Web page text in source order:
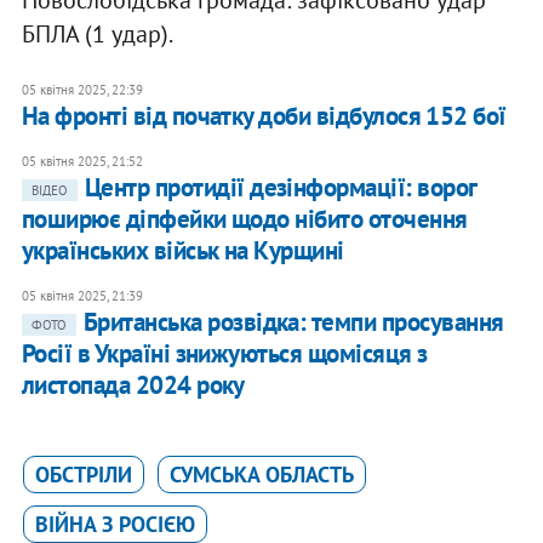
БПЛА (1 удар).
05 квітня 2025, 22:39
На фронті від початку доби відбулося 152 бої
05 квітня 2025, 21:52
ВІДЕО
Центр протидії дезінформації: ворог
поширює діпфейки щодо нібито оточення
українських військ на Курщині
05 квітня 2025, 21:39
ФОТО
Британська розвідка: темпи просування
Росії в Україні знижуються щомісяця з
листопада 2024 року
ОБСТРІЛИ
СУМСЬКА ОБЛАСТЬ
ВІЙНА З РОСІЄЮ